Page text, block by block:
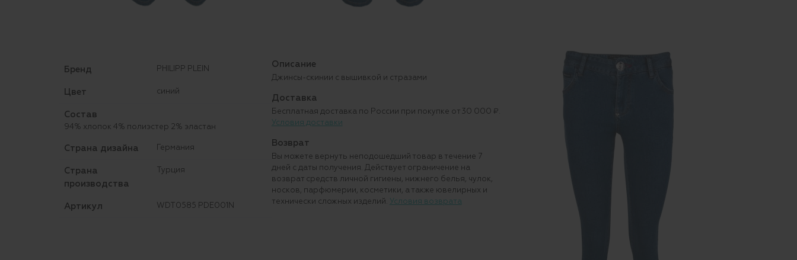
Бренд PHILIPP PLEIN
Цвет синий
Состав
94% хлопок 4% полиэстер 2% эластан
Страна дизайна Германия
Страна
производства
Турция
Артикул WDT0585 PDE001N
Описание
Джинсы-скинии с вышивкой и стразами
Доставка
Бесплатная доставка по России при покупке от 30 000 ₽.
Условия доставки
Возврат
Вы можете вернуть неподошедший товар в течение 7
дней с даты получения. Действует ограничение на
возврат средств личной гигиены, нижнего белья, чулок,
носков, парфюмерии, косметики, а также ювелирных и
технически сложных изделий. Условия возврата